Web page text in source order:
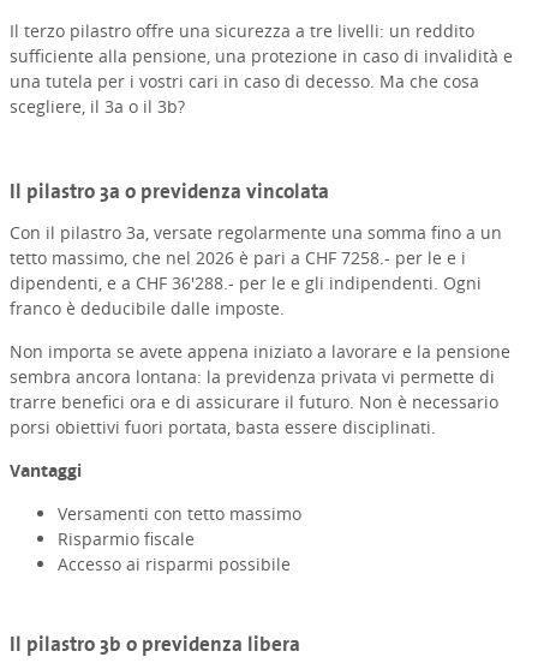
Il terzo pilastro offre una sicurezza a tre livelli: un reddito
sufficiente alla pensione, una protezione in caso di invalidità e
una tutela per i vostri cari in caso di decesso. Ma che cosa
scegliere, il 3a o il 3b?
Il pilastro 3a o previdenza vincolata
Con il pilastro 3a, versate regolarmente una somma fino a un
tetto massimo, che nel 2026 è pari a CHF 7258.- per le e i
dipendenti, e a CHF 36'288.- per le e gli indipendenti. Ogni
franco è deducibile dalle imposte.
Non importa se avete appena iniziato a lavorare e la pensione
sembra ancora lontana: la previdenza privata vi permette di
trarre benefici ora e di assicurare il futuro. Non è necessario
porsi obiettivi fuori portata, basta essere disciplinati.
Vantaggi
Versamenti con tetto massimo
Risparmio fiscale
Accesso ai risparmi possibile
Il pilastro 3b o previdenza libera